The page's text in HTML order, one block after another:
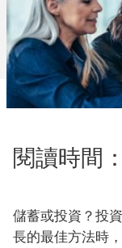
閱讀時間
儲蓄或投資？投
長的最佳方法時